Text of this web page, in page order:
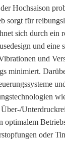
Hochsaison
sorgt für
sich durch ein
und eine
und
minimiert.
optimalem
oder